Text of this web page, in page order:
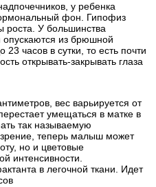
у ребенка
фон. Гипофиз
роста. У большинства
опускаются из брюшной
часов в сутки, то есть почти
открывать-закрывать глаза
вес варьируется от
умещаться в матке в
так называемую
теперь малыш может
но и цветовые
интенсивности.
в легочной ткани. Идет